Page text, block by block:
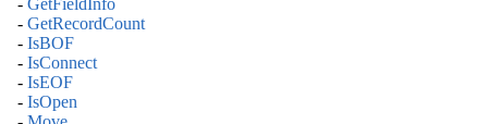
- GetFieldInfo
- GetRecordCount
- IsBOF
- IsConnect
- IsEOF
- IsOpen